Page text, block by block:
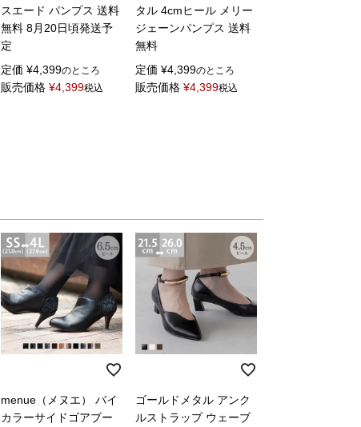
スエード パンプス 送料
無料 8月20日頃発送予
定
定価 ¥4,399のところ
販売価格 ¥4,399税込
タル 4cmヒール メリー
ジェーンパンプス 送料
無料
定価 ¥4,399のところ
販売価格 ¥4,399税込
menue（メヌエ） バイ
カラーサイドゴアブー
ゴールドメタル アンク
ルストラップ ウェーブ